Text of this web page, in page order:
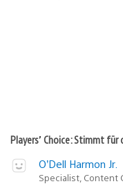
Players’ Choice: Stimmt
O’Dell Harmon Jr.
Specialist, Content